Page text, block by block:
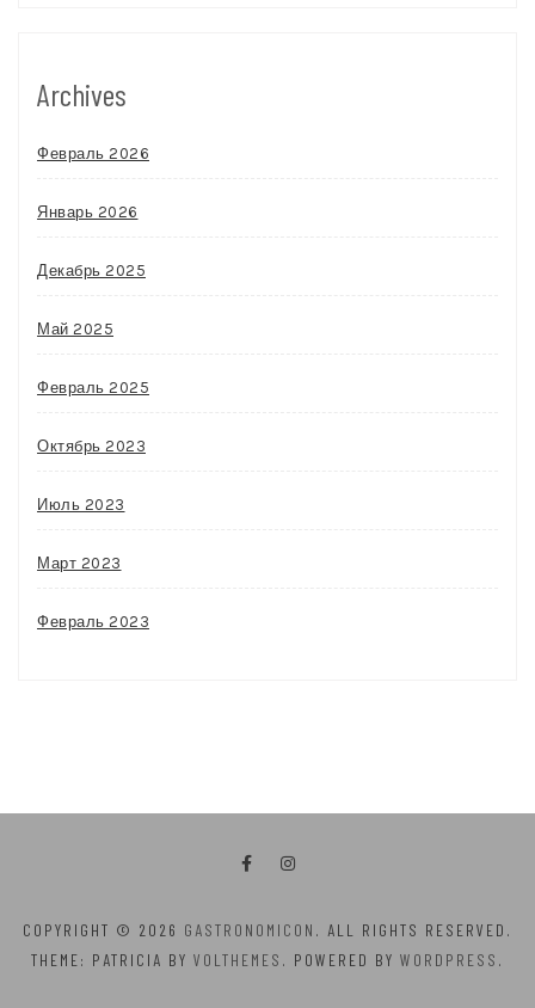
Archives
Февраль 2026
Январь 2026
Декабрь 2025
Май 2025
Февраль 2025
Октябрь 2023
Июль 2023
Март 2023
Февраль 2023
COPYRIGHT © 2026 GASTRONOMICON . ALL RIGHTS RESERVED.
THEME: PATRICIA BY VOLTHEMES . POWERED BY WORDPRESS .